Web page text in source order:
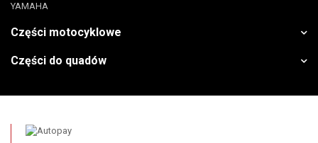
YAMAHA
Części motocyklowe
Części do quadów